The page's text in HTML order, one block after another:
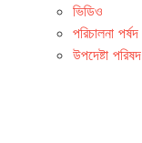
ভিডিও
পরিচালনা পর্ষদ
উপদেষ্টা পরিষদ